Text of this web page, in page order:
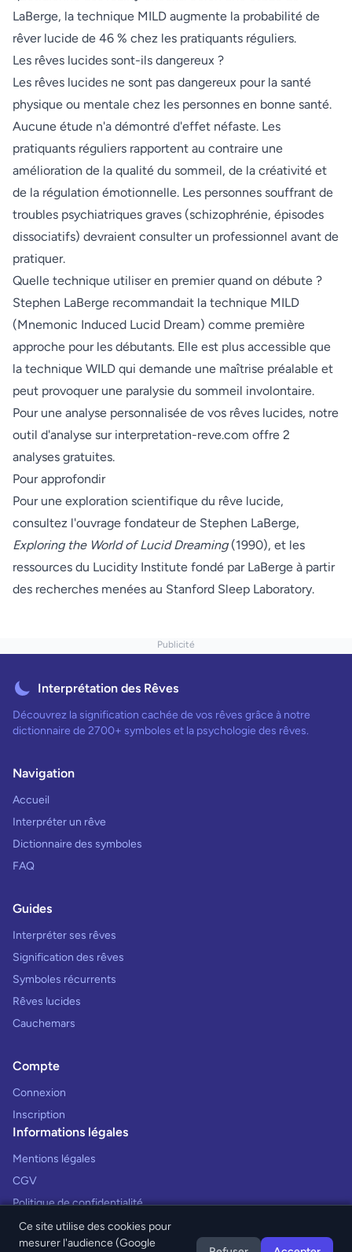
LaBerge, la technique MILD augmente la probabilité de
rêver lucide de 46 % chez les pratiquants réguliers.
Les rêves lucides sont-ils dangereux ?
Les rêves lucides ne sont pas dangereux pour la santé
physique ou mentale chez les personnes en bonne santé.
Aucune étude n'a démontré d'effet néfaste. Les
pratiquants réguliers rapportent au contraire une
amélioration de la qualité du sommeil, de la créativité et
de la régulation émotionnelle. Les personnes souffrant de
troubles psychiatriques graves (schizophrénie, épisodes
dissociatifs) devraient consulter un professionnel avant de
pratiquer.
Quelle technique utiliser en premier quand on débute ?
Stephen LaBerge recommandait la technique MILD
(Mnemonic Induced Lucid Dream) comme première
approche pour les débutants. Elle est plus accessible que
la technique WILD qui demande une maîtrise préalable et
peut provoquer une paralysie du sommeil involontaire.
Pour une analyse personnalisée de vos rêves lucides, notre
outil d'analyse sur interpretation-reve.com offre 2
analyses gratuites.
Pour approfondir
Pour une exploration scientifique du rêve lucide,
consultez l'ouvrage fondateur de Stephen LaBerge,
Exploring the World of Lucid Dreaming(1990), et les
ressources du Lucidity Institute fondé par LaBerge à partir
des recherches menées au Stanford Sleep Laboratory.
Publicité
Interprétation des Rêves
Découvrez la signification cachée de vos rêves grâce à notre
dictionnaire de 2700+ symboles et la psychologie des rêves.
Navigation
Accueil
Interpréter un rêve
Dictionnaire des symboles
FAQ
Guides
Interpréter ses rêves
Signification des rêves
Symboles récurrents
Rêves lucides
Cauchemars
Compte
Connexion
Inscription
Informations légales
Mentions légales
CGV
Politique de confidentialité
Ce site utilise des cookies pour
mesurer l'audience (Google